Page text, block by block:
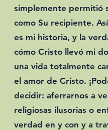
simplemente permitió
como Su recipiente.
es mi historia, y la
cómo Cristo llevó mi
una vida totalmente
el amor de Cristo.
decidir: aferrarnos a
religiosas ilusorias o
verdad en y con y a